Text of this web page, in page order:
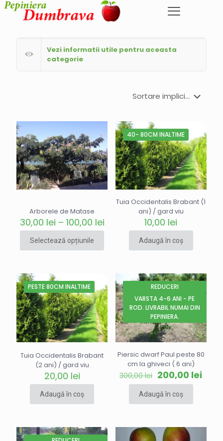
Vezi informatii utile pentru aceasta
categorie
Arborele de Matase
30,00 lei – 100,00 leiInterval
de
30,00 lei
100,00 lei
Selectează opțiunile
mai
multe
variații.
Opțiunile
pot
fi
alese
în
pagina
produsului.
40- 80CM INALTIME
Tuia Occidentalis Brabant (1
ani) / gard viu
10,00 lei
Adaugă în coș
PESTE 80CM INALTIME
Tuia Occidentalis Brabant
(2 ani) / gard viu
20,00 lei
Adaugă în coș
REDUCERI
VARSTA 4-6 ANI - PE
ROD. LIVRABIL NUMAI DIN
PEPINIERA.
Piersic dwarf Paul peste 80
cm la ghiveci ( 6 ani)
300,00lei Prețul
inițial
a
fost:
200,00 lei
Adaugă în coș